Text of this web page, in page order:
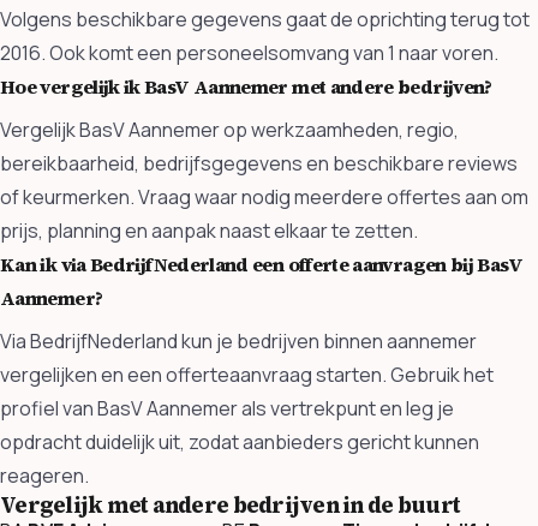
Volgens beschikbare gegevens gaat de oprichting terug tot
2016. Ook komt een personeelsomvang van 1 naar voren.
Hoe vergelijk ik BasV Aannemer met andere bedrijven?
Vergelijk BasV Aannemer op werkzaamheden, regio,
bereikbaarheid, bedrijfsgegevens en beschikbare reviews
of keurmerken. Vraag waar nodig meerdere offertes aan om
prijs, planning en aanpak naast elkaar te zetten.
Kan ik via BedrijfNederland een offerte aanvragen bij BasV
Aannemer?
Via BedrijfNederland kun je bedrijven binnen aannemer
vergelijken en een offerteaanvraag starten. Gebruik het
profiel van BasV Aannemer als vertrekpunt en leg je
opdracht duidelijk uit, zodat aanbieders gericht kunnen
reageren.
Vergelijk met andere bedrijven in de buurt